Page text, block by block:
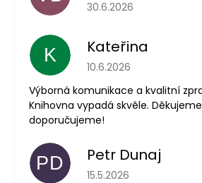
30.6.2026
K Kateřina
Hodnocení obchodu je
10.6.2026
Výborná komunikace a kvalitní
Knihovna vypadá skvěle.
doporučujeme!
PD Petr Dunaj
Hodnocení obchodu je
15.5.2026